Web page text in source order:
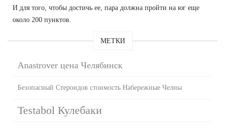
И для того, чтобы достичь ее, пара должна пройти на юг еще
около 200 пунктов.
МЕТКИ
Anastrover цена Челябинск
Безопасный Стероидов стоимость Набережные Челны
Testabol Кулебаки